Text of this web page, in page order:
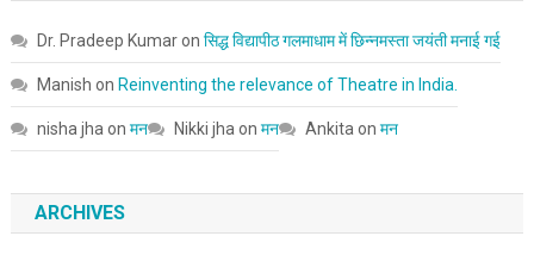
Dr. Pradeep Kumaron सिद्ध विद्यापीठ गलमाधाम में छिन्नमस्ता जयंती मनाई गई
Manish on Reinventing the relevance of Theatre in India.
nisha jha on मन Nikki jha on मन Ankita on मन
ARCHIVES